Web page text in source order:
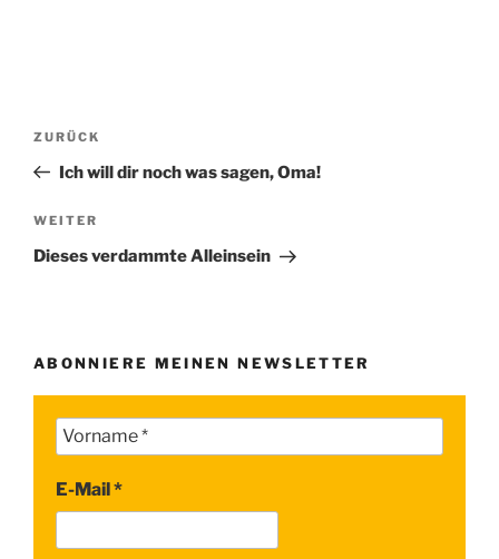
Beitragsnavigation
Vorheriger
Beitrag
ZURÜCK
Ich will dir noch was sagen, Oma!
Nächster
Beitrag
WEITER
Dieses verdammte Alleinsein
ABONNIERE MEINEN NEWSLETTER
E-Mail*